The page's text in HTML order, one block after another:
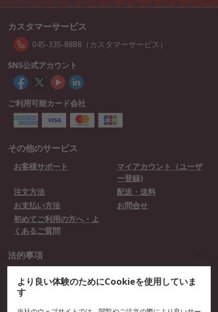
カスタマーサービス
045-335-8888（カスタマーサービス）
SNS公式アカウント
ご利用可能カード会社
その他のサービス
お客様サポート
マイアカウント（ユーザ
ー登録)
注文方法
配送・送料
お支払い方法
お問合せ
初めてご利用の方へ・よ
くあるご質問
法的事項
クッキーポリシー
より良い体験のためにCookieを使用していま
す